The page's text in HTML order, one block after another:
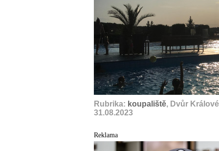
Rubrika: koupaliště, Dvůr
31.08.2023
Reklama